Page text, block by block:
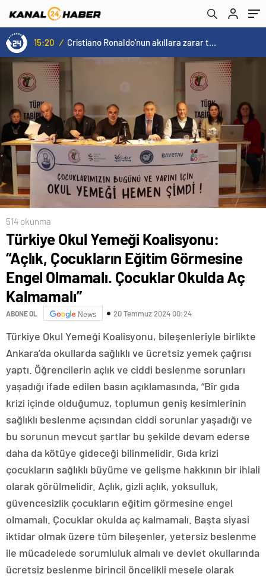
15:20 / Cristiano Ronaldo’nun akıllara zarar tüm kariyerinin istatistiğini çıkardık !
Olmamalı. Çocuklar Okulda Aç Kalmamalı”
514 okunma
Türkiye Okul Yemeği Koalisyonu:
“Açlık, Çocukların Eğitim Görmesine
Engel Olmamalı. Çocuklar Okulda Aç
Kalmamalı”
ABONE OL News 20 Temmuz 2024 00:24
Türkiye Okul Yemeği Koalisyonu, bileşenleriyle birlikte
Ankara’da okullarda sağlıklı ve ücretsiz yemek çağrısı
yaptı. Öğrencilerin açlık ve ciddi beslenme sorunları
yaşadığı ifade edilen basın açıklamasında, “Bir gıda
krizi içinde olduğumuz, toplumun geniş kesimlerinin
sağlıklı beslenme açısından ciddi sorunlar yaşadığı ve
bu sorunun mevcut şartlar bu şekilde devam ederse
daha da kötüye gideceği bilinmelidir. Gıda krizi
çocukların sağlıklı büyüme ve gelişme hakkının bir ihlali
olarak görülmelidir. Açlık, gizli açlık, yoksulluk,
güvencesizlik çocukların eğitim görmesine engel
olmamalı. Çocuklar okulda aç kalmamalı. Başta siyasi
iktidar olmak üzere tüm bileşenler, yetersiz beslenme
ile mücadelede sorumluluk almalı ve devlet okullarında
ücretsiz beslenme birincil öncelikli mesele olarak